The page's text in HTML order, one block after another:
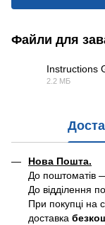
Файли для
Instructions
2.2 МБ
Нова Пошта.
До поштоматів
До відділення
При покупці на
доставка